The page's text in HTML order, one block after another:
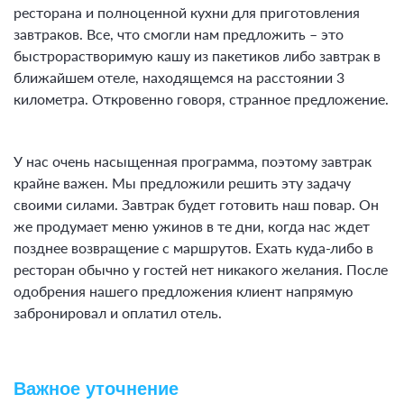
ресторана и полноценной кухни для приготовления
завтраков. Все, что смогли нам предложить – это
быстрорастворимую кашу из пакетиков либо завтрак в
ближайшем отеле, находящемся на расстоянии 3
километра. Откровенно говоря, странное предложение.
У нас очень насыщенная программа, поэтому завтрак
крайне важен. Мы предложили решить эту задачу
своими силами. Завтрак будет готовить наш повар. Он
же продумает меню ужинов в те дни, когда нас ждет
позднее возвращение с маршрутов. Ехать куда-либо в
ресторан обычно у гостей нет никакого желания. После
одобрения нашего предложения клиент напрямую
забронировал и оплатил отель.
Важное уточнение